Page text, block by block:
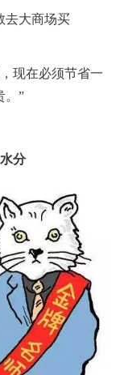
大商场买
现在必须节省一
。”
分